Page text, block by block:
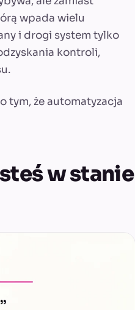
wpada wielu
i drogi system tylko
kontroli,
tym, że automatyzacja
w stanie